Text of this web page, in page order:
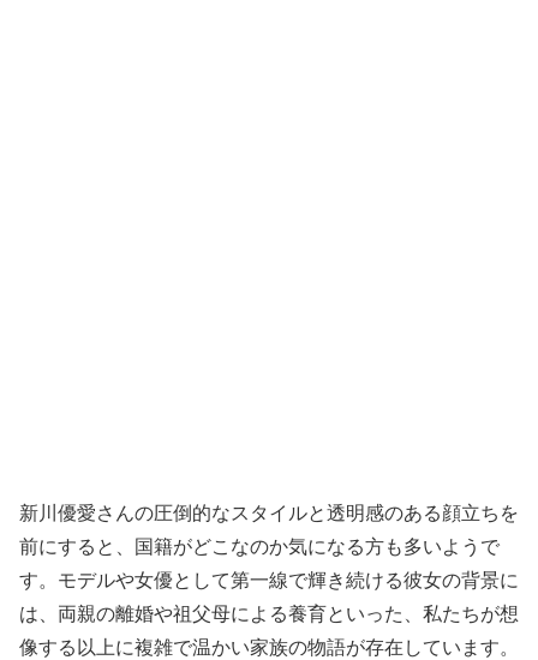
新川優愛さんの圧倒的なスタイルと透明感のある顔立ちを
前にすると、国籍がどこなのか気になる方も多いようで
す。モデルや女優として第一線で輝き続ける彼女の背景に
は、両親の離婚や祖父母による養育といった、私たちが想
像する以上に複雑で温かい家族の物語が存在しています。